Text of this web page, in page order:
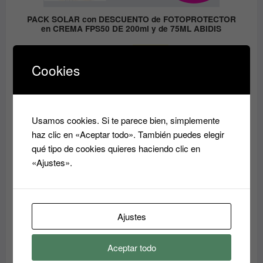
PACK SOLAR con DESCUENTO de FOTOPROTECTOR
en CREMA FPS50 DE 200ml y de 75ML ABIDIS
59.05€El
59.05€.
41.33€El
41.33€.
EN
Cookies
Usamos cookies. Si te parece bien, simplemente
haz clic en «Aceptar todo». También puedes elegir
qué tipo de cookies quieres haciendo clic en
«Ajustes».
Ajustes
Aceptar todo